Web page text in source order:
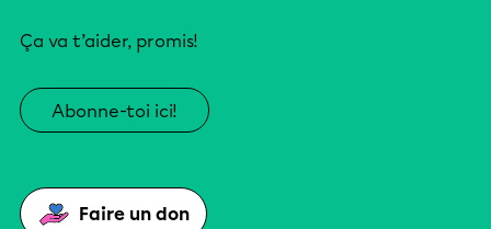
Ça va t’aider, promis!
Abonne-toi ici!
Faire un don